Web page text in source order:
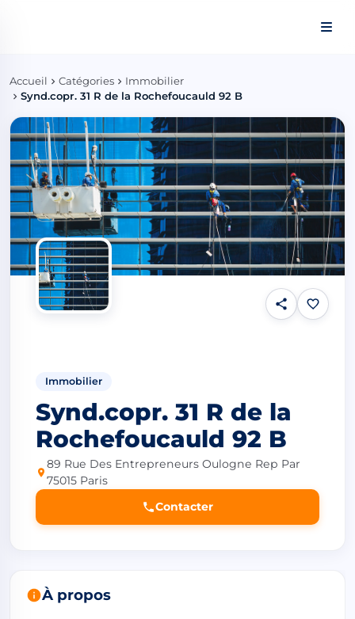
Accueil Catégories
Immobilier
Synd.copr. 31 R de la Rochefoucauld 92 B
Immobilier
Synd.copr. 31 R de la
Rochefoucauld 92 B
89 Rue Des Entrepreneurs Oulogne Rep Par
75015 Paris
Contacter
À propos